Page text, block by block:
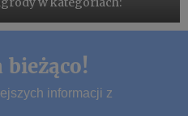
bieżąco!
informacji z